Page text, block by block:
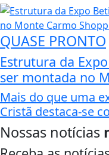
QUASE PRONTO
Estrutura da
ser montada no
Mais do que uma
Cristã destaca-se
Nossas notícias